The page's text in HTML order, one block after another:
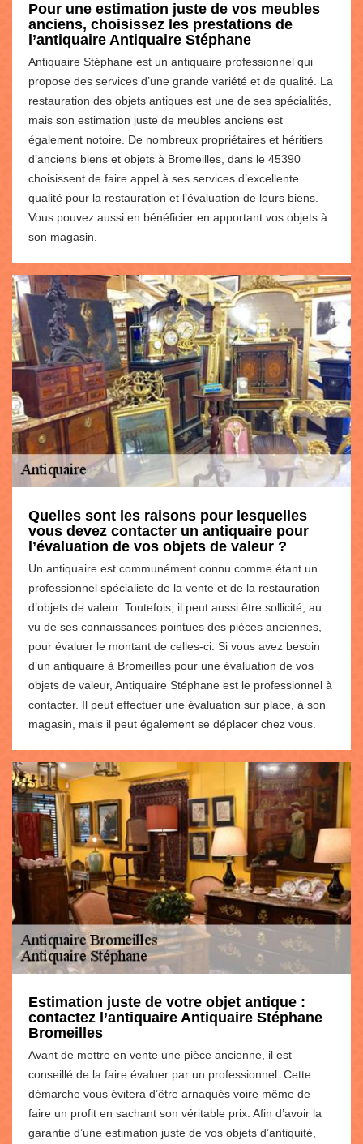
Pour une estimation juste de vos meubles
anciens, choisissez les prestations de
l’antiquaire Antiquaire Stéphane
Antiquaire Stéphane est un antiquaire professionnel qui
propose des services d’une grande variété et de qualité. La
restauration des objets antiques est une de ses spécialités,
mais son estimation juste de meubles anciens est
également notoire. De nombreux propriétaires et héritiers
d’anciens biens et objets à Bromeilles, dans le 45390
choisissent de faire appel à ses services d’excellente
qualité pour la restauration et l’évaluation de leurs biens.
Vous pouvez aussi en bénéficier en apportant vos objets à
son magasin.
Quelles sont les raisons pour lesquelles
vous devez contacter un antiquaire pour
l’évaluation de vos objets de valeur ?
Un antiquaire est communément connu comme étant un
professionnel spécialiste de la vente et de la restauration
d’objets de valeur. Toutefois, il peut aussi être sollicité, au
vu de ses connaissances pointues des pièces anciennes,
pour évaluer le montant de celles-ci. Si vous avez besoin
d’un antiquaire à Bromeilles pour une évaluation de vos
objets de valeur, Antiquaire Stéphane est le professionnel à
contacter. Il peut effectuer une évaluation sur place, à son
magasin, mais il peut également se déplacer chez vous.
Estimation juste de votre objet antique :
contactez l’antiquaire Antiquaire Stéphane
Bromeilles
Avant de mettre en vente une pièce ancienne, il est
conseillé de la faire évaluer par un professionnel. Cette
démarche vous évitera d’être arnaqués voire même de
faire un profit en sachant son véritable prix. Afin d’avoir la
garantie d’une estimation juste de vos objets d’antiquité,